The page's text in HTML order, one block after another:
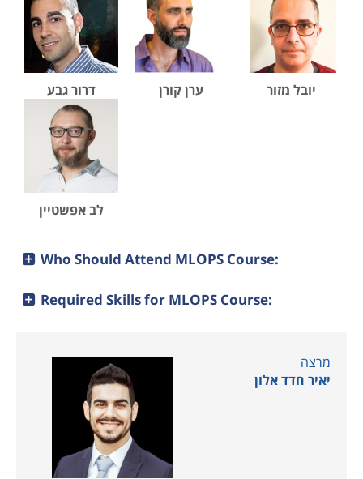
דרור גבע הינו
Data Scientist
מוביל בנאיה
טכנולוגיות, בוגר
נאיה קולג’ לפני
מספר שנים ומאז
עוד…
דרור גבע
ערן הינו יועץ
מוביל ובכיר בנאיה
עוד…
ערן קורן
יובל מזור הינו יועץ
לארגונים בנושאי
עוד…
יובל מזור
לב אפשטיין הינו
מומחה DevOps
מעל עשור
בתעשיה. במהלך
שנים
עוד…
לב אפשטיין
Who Should Attend MLOPS Course:
Required Skills for MLOPS Course:
מרצה
יאיר חדד אלון